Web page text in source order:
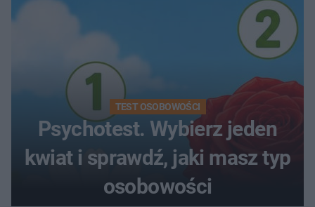
TEST OSOBOWOŚCI
Psychotest. Wybierz jeden
kwiat i sprawdź, jaki masz typ
osobowości